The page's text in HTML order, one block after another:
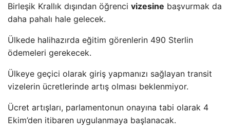
Birleşik Krallık dışından öğrenci vizesine başvurmak da
daha pahalı hale gelecek.
Ülkede halihazırda eğitim görenlerin 490 Sterlin
ödemeleri gerekecek.
Ülkeye geçici olarak giriş yapmanızı sağlayan transit
vizelerin ücretlerinde artış olması beklenmiyor.
Ücret artışları, parlamentonun onayına tabi olarak 4
Ekim’den itibaren uygulanmaya başlanacak.